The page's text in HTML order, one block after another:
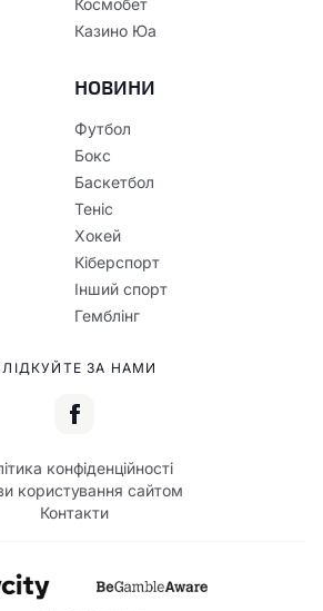
Космобет
Казино Юа
НОВИНИ
Футбол
Бокс
Баскетбол
Теніс
Хокей
Кіберспорт
Інший спорт
Гемблінг
ЗА НАМИ
конфіденційності
користування сайтом
Контакти